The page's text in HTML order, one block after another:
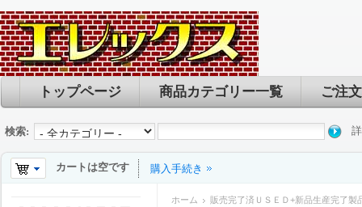
トップページ 商品カテゴリー一覧 ご注
検索:
カートは空です 購入手続き
ホーム
販売完了済ＵＳＥＤ+新品生産完了製